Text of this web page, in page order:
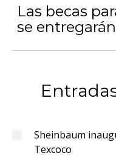
Las becas
se
Sheinbaum
Texcoco